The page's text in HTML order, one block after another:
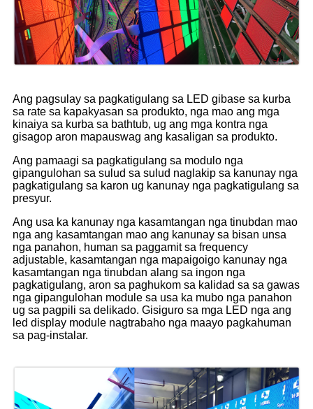
Ang pagsulay sa pagkatigulang sa LED gibase sa kurba
sa rate sa kapakyasan sa produkto, nga mao ang mga
kinaiya sa kurba sa bathtub, ug ang mga kontra nga
gisagop aron mapauswag ang kasaligan sa produkto.
Ang pamaagi sa pagkatigulang sa modulo nga
gipangulohan sa sulud sa sulud naglakip sa kanunay nga
pagkatigulang sa karon ug kanunay nga pagkatigulang sa
presyur.
Ang usa ka kanunay nga kasamtangan nga tinubdan mao
nga ang kasamtangan mao ang kanunay sa bisan unsa
nga panahon, human sa paggamit sa frequency
adjustable, kasamtangan nga mapaigoigo kanunay nga
kasamtangan nga tinubdan alang sa ingon nga
pagkatigulang, aron sa paghukom sa kalidad sa sa gawas
nga gipangulohan module sa usa ka mubo nga panahon
ug sa pagpili sa delikado. Gisiguro sa mga LED nga ang
led display module nagtrabaho nga maayo pagkahuman
sa pag-instalar.